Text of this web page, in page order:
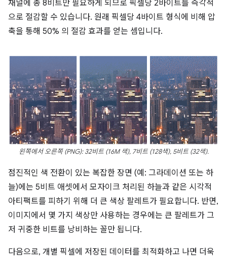
채널에 총 8비트만 필요하게 되므로 픽셀당 2바이트를 즉각적
으로 절감할 수 있습니다. 원래 픽셀당 4바이트 형식에 비해 압
축을 통해 50% 의 절감 효과를 얻는 셈입니다.
왼쪽에서 오른쪽 (PNG): 32비트 (16M 색), 7비트 (128색), 5비트 (32색).
점진적인 색 전환이 있는 복잡한 장면 (예: 그라데이션 또는 하
늘)에는 5비트 애셋에서 모자이크 처리된 하늘과 같은 시각적
아티팩트를 피하기 위해 더 큰 색상 팔레트가 필요합니다. 반면,
이미지에서 몇 가지 색상만 사용하는 경우에는 큰 팔레트가 그
저 귀중한 비트를 낭비하는 꼴만 됩니다.
다음으로, 개별 픽셀에 저장된 데이터를 최적화하고 나면 더욱